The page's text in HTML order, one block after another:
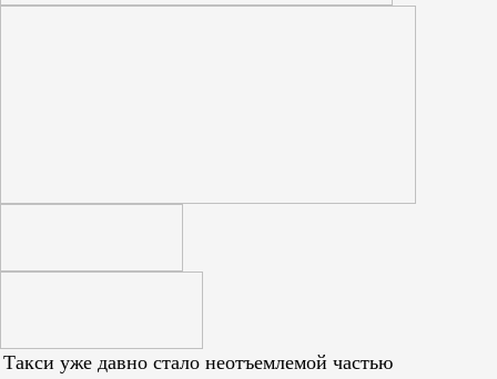
Такси уже давно стало неотъемлемой частью